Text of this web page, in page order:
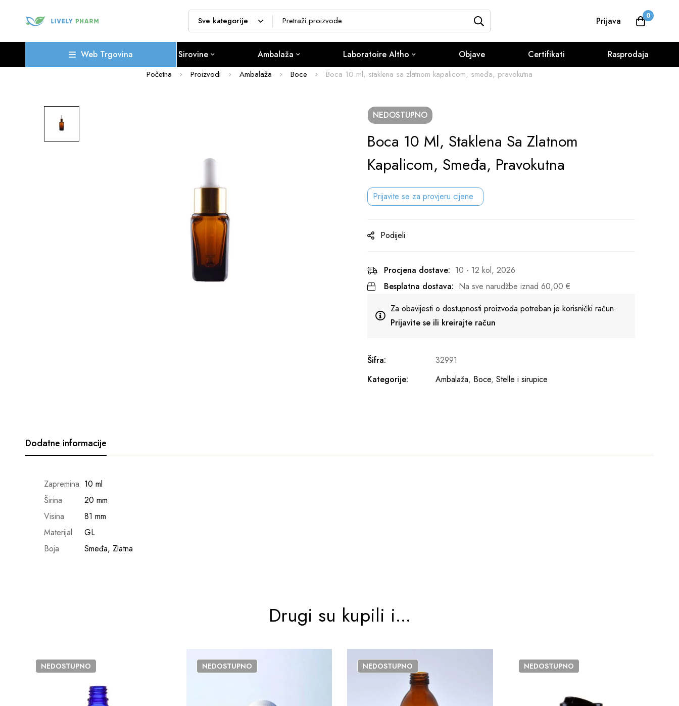
Prijava 0
Web Trgovina Sirovine Ambalaža Laboratoire Altho Objave Certifikati Rasprodaja
Početna Proizvodi Ambalaža Boce Boca 10 ml, staklena sa zlatnom kapalicom, smeđa, pravokutna
NEDOSTUPNO
Boca 10 Ml, Staklena Sa Zlatnom
Kapalicom, Smeđa, Pravokutna
Prijavite se za provjeru cijene
Podijeli
Procjena dostave: 10 - 12 kol, 2026
Besplatna dostava: Na sve narudžbe iznad 60,00 €
Za obavijesti o dostupnosti proizvoda potreban je korisnički račun.
Prijavite se ili kreirajte račun
Šifra:
32991
Kategorije:
Ambalaža, Boce, Stelle i sirupice
Dodatne informacije
Zapremina 10 ml
Širina
20 mm
Visina
81 mm
Materijal
GL
Boja
Smeđa, Zlatna
Drugi su kupili i...
NEDOSTUPNO NEDOSTUPNO NEDOSTUPNO NEDOSTUPNO